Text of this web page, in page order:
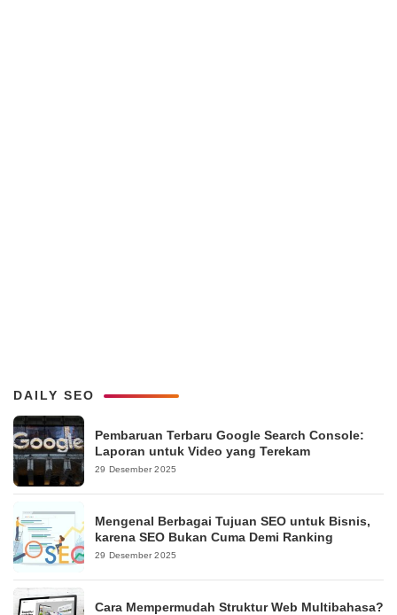
DAILY SEO
Pembaruan Terbaru Google Search Console:
Laporan untuk Video yang Terekam
29 Desember 2025
Mengenal Berbagai Tujuan SEO untuk Bisnis,
karena SEO Bukan Cuma Demi Ranking
29 Desember 2025
Cara Mempermudah Struktur Web Multibahasa?